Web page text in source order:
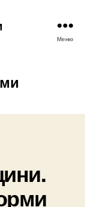
Меню